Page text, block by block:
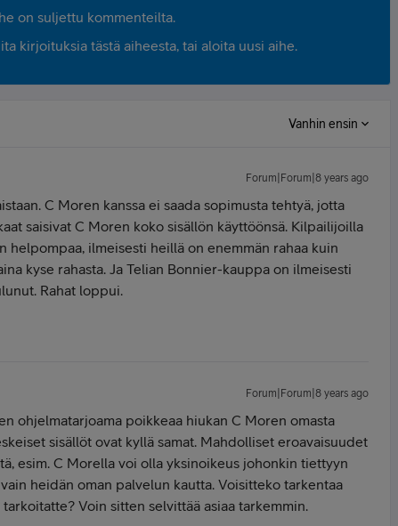
on suljettu kommenteilta.
kirjoituksia tästä aiheesta, tai aloita uusi aihe.
Vanhin ensin
Forum|Forum|8 years ago
C Moren kanssa ei saada sopimusta tehtyä, jotta
saisivat C Moren koko sisällön käyttöönsä. Kilpailijoilla
helpompaa, ilmeisesti heillä on enemmän rahaa kuin
kyse rahasta. Ja Telian Bonnier-kauppa on ilmeisesti
Rahat loppui.
Forum|Forum|8 years ago
ohjelmatarjoama poikkeaa hiukan C Moren omasta
sisällöt ovat kyllä samat. Mahdolliset eroavaisuudet
esim. C Morella voi olla yksinoikeus johonkin tiettyyn
heidän oman palvelun kautta. Voisitteko tarkentaa
Voin sitten selvittää asiaa tarkemmin.